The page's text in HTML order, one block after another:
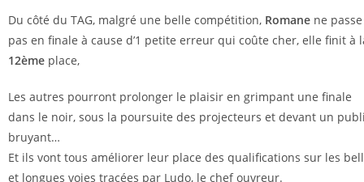
Du côté du TAG, malgré une belle compétition, Romane ne passe
pas en finale à cause d’1 petite erreur qui coûte cher, elle finit à
12ème place,
Les autres pourront prolonger le plaisir en grimpant une finale
dans le noir, sous la poursuite des projecteurs et devant un
bruyant…
Et ils vont tous améliorer leur place des qualifications sur les
et longues voies tracées par Ludo, le chef ouvreur.